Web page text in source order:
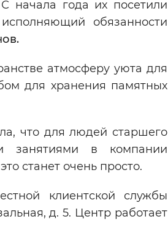
начала года их посетили
обязанности
атмосферу уюта для
для хранения памятных
что для людей старшего
занятиями в компании
станет очень просто.
клиентской службы
д. 5. Центр работает